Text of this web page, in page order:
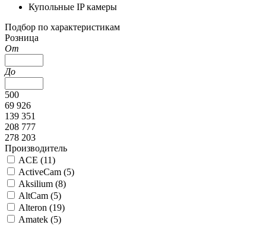
Купольные IP камеры
Подбор по характеристикам
Розница
От
До
500
69 926
139 351
208 777
278 203
Производитель
ACE (11)
ActiveCam (5)
Aksilium (8)
AltCam (5)
Alteron (19)
Amatek (5)